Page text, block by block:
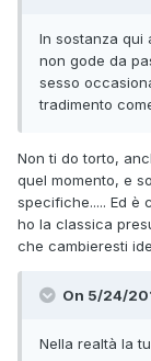
In sostanza qui
non gode da
sesso
tradimento
Non ti do torto,
quel momento, e
specifiche..... Ed è
ho la classica
che cambieresti
On 5/24/
Nella realtà la